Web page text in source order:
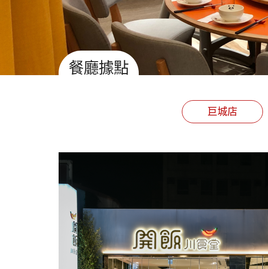
餐廳據點
巨城店